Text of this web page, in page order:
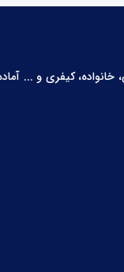
کیفری و ...